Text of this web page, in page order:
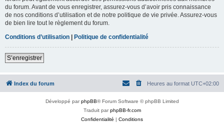
du forum. Avant de vous enregistrer, assurez-vous d’avoir pris connaissance
de nos conditions d’utilisation et de notre politique de vie privée. Assurez-vous
de bien lire tout le règlement du forum.
Conditions d’utilisation | Politique de confidentialité
S’enregistrer
Index du forum Heures au format UTC+02:00
Développé parphpBB® Forum Software © phpBB Limited
Traduit parphpBB-fr.com
Confidentialité | Conditions